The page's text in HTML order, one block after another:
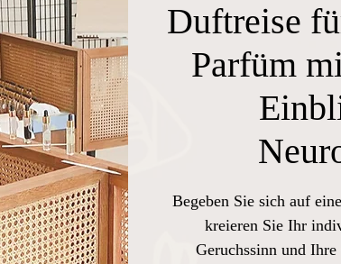
Duftreise
Parfüm
Begeben Sie sich auf
kreieren Sie Ihr
Geruchssinn und